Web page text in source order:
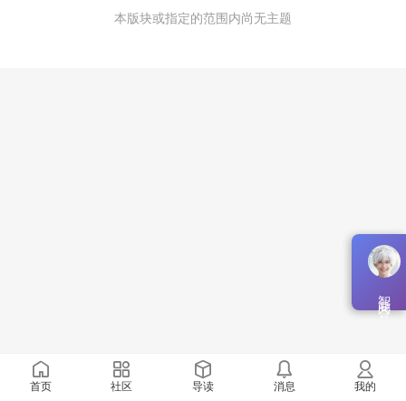
本版块或指定的范围内尚无主题
首页 社区 导读 消息 我的